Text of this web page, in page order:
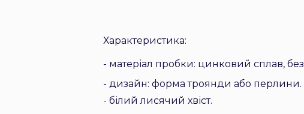
Характеристика:
- матеріал пробки: цинковий сплав,
- дизайн: форма троянди або перлини.
- білий лисячий хвіст.